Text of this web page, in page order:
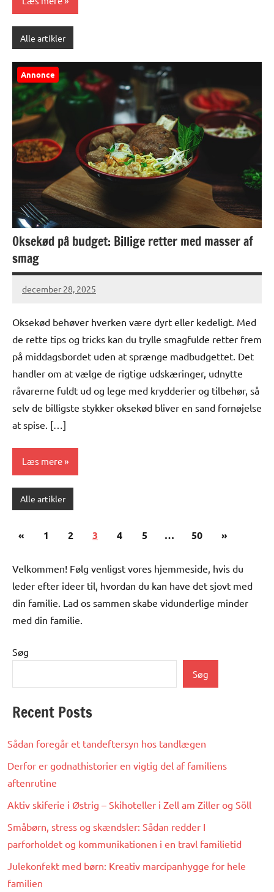
Alle artikler
Annonce
Oksekød på budget: Billige retter med masser af
smag
december 28, 2025
Oksekød behøver hverken være dyrt eller kedeligt. Med
de rette tips og tricks kan du trylle smagfulde retter frem
på middagsbordet uden at sprænge madbudgettet. Det
handler om at vælge de rigtige udskæringer, udnytte
råvarerne fuldt ud og lege med krydderier og tilbehør, så
selv de billigste stykker oksekød bliver en sand fornøjelse
at spise. […]
Læs mere
Alle artikler
Indlægsinddeling
«Forrige
1 2 3 4 5 … 50
Næste
»
Velkommen! Følg venligst vores hjemmeside, hvis du
leder efter ideer til, hvordan du kan have det sjovt med
din familie. Lad os sammen skabe vidunderlige minder
med din familie.
Søg
Søg
Recent Posts
Sådan foregår et tandeftersyn hos tandlægen
Derfor er godnathistorier en vigtig del af familiens
aftenrutine
Aktiv skiferie i Østrig – Skihoteller i Zell am Ziller og Söll
Småbørn, stress og skændsler: Sådan redder I
parforholdet og kommunikationen i en travl familietid
Julekonfekt med børn: Kreativ marcipanhygge for hele
familien